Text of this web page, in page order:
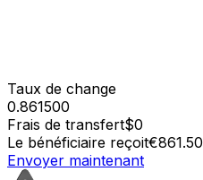
Taux de change
0.861500
Frais de transfert$0
Le bénéficiaire reçoit€861.50
Envoyer maintenant